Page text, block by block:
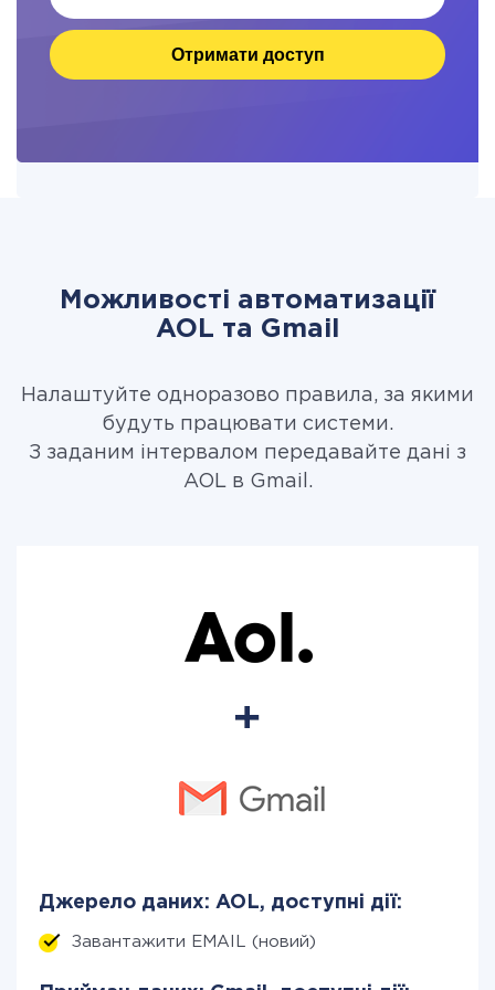
Отримати доступ
Можливості автоматизації
AOL та Gmail
Налаштуйте одноразово правила, за якими
будуть працювати системи.
З заданим інтервалом передавайте дані з
AOL в Gmail.
Джерело даних: AOL, доступні дії:
Завантажити EMAIL (новий)